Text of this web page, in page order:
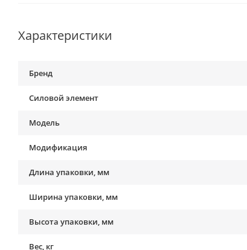
Характеристики
Бренд
Силовой элемент
Модель
Модификация
Длина упаковки, мм
Ширина упаковки, мм
Высота упаковки, мм
Вес, кг